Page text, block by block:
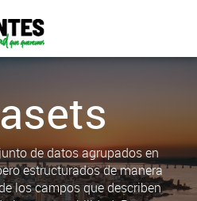
de datos agrupados en
estructurados de manera
los campos que describen